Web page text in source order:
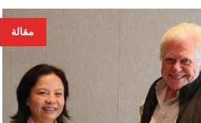
مقالة